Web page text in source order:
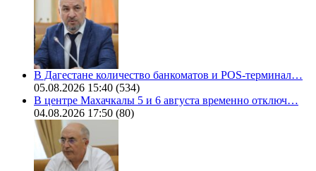
В Дагестане количество банкоматов и POS-терминал…
05.08.2026 15:40 (534)
В центре Махачкалы 5 и 6 августа временно отключ…
04.08.2026 17:50 (80)